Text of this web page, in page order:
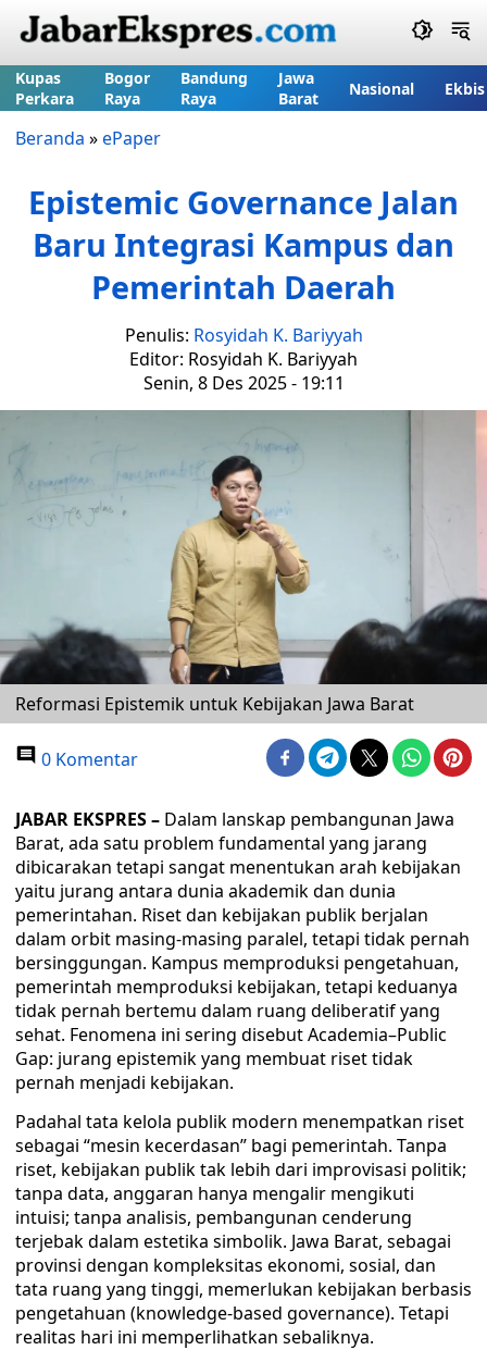
Kupas
Perkara
Bogor
Raya
Bandung
Raya
Jawa
Barat
Nasional Ekbis
Beranda »ePaper
Epistemic Governance Jalan
Baru Integrasi Kampus dan
Pemerintah Daerah
Penulis: Rosyidah K. Bariyyah
Editor: Rosyidah K. Bariyyah
Senin, 8 Des 2025 - 19:11
Reformasi Epistemik untuk Kebijakan Jawa Barat
0 Komentar
JABAR EKSPRES – Dalam lanskap pembangunan Jawa
Barat, ada satu problem fundamental yang jarang
dibicarakan tetapi sangat menentukan arah kebijakan
yaitu jurang antara dunia akademik dan dunia
pemerintahan. Riset dan kebijakan publik berjalan
dalam orbit masing-masing paralel, tetapi tidak pernah
bersinggungan. Kampus memproduksi pengetahuan,
pemerintah memproduksi kebijakan, tetapi keduanya
tidak pernah bertemu dalam ruang deliberatif yang
sehat. Fenomena ini sering disebut Academia–Public
Gap: jurang epistemik yang membuat riset tidak
pernah menjadi kebijakan.
Padahal tata kelola publik modern menempatkan riset
sebagai “mesin kecerdasan” bagi pemerintah. Tanpa
riset, kebijakan publik tak lebih dari improvisasi politik;
tanpa data, anggaran hanya mengalir mengikuti
intuisi; tanpa analisis, pembangunan cenderung
terjebak dalam estetika simbolik. Jawa Barat, sebagai
provinsi dengan kompleksitas ekonomi, sosial, dan
tata ruang yang tinggi, memerlukan kebijakan berbasis
pengetahuan (knowledge-based governance). Tetapi
realitas hari ini memperlihatkan sebaliknya.